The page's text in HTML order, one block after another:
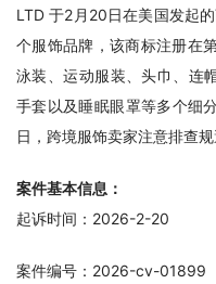
LTD 于2月20日在美国发起
个服饰品牌，该商标注册在
泳装、运动服装、头巾、连
手套以及睡眠眼罩等多个细
日，跨境服饰卖家注意排查规
案件基本信息：
起诉时间：2026-2-20
案件编号：2026-cv-01899